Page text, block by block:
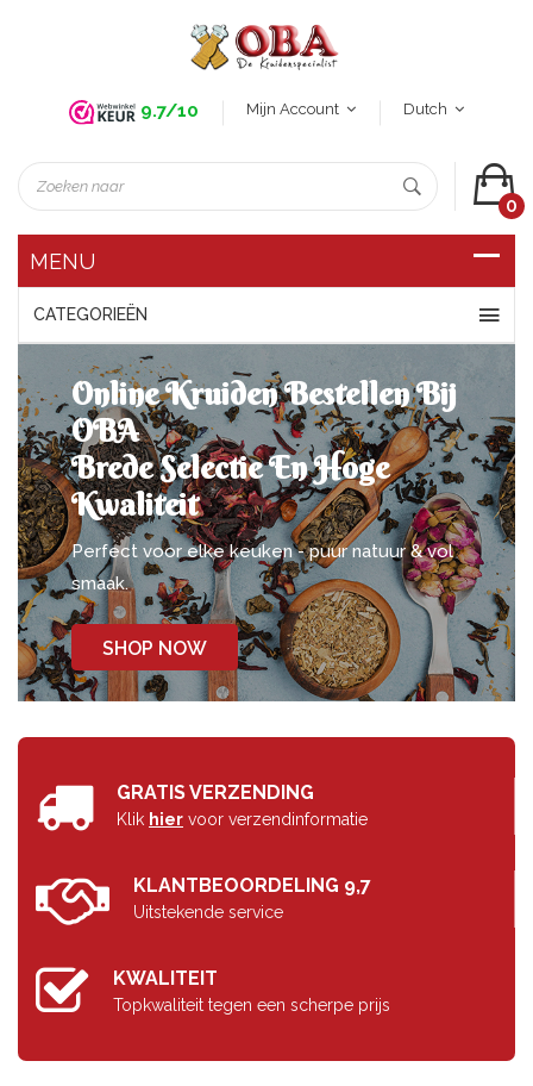
9.7/10 Mijn Account Dutch
0
CATEGORIEËN
Online Kruiden Bestellen Bij
OBA
Brede Selectie En Hoge
Kwaliteit
Perfect voor elke keuken - puur natuur & vol
smaak.
SHOP NOW
GRATIS VERZENDING
Klik hier voor verzendinformatie
KLANTBEOORDELING 9,7
Uitstekende service
KWALITEIT
Topkwaliteit tegen een scherpe prijs